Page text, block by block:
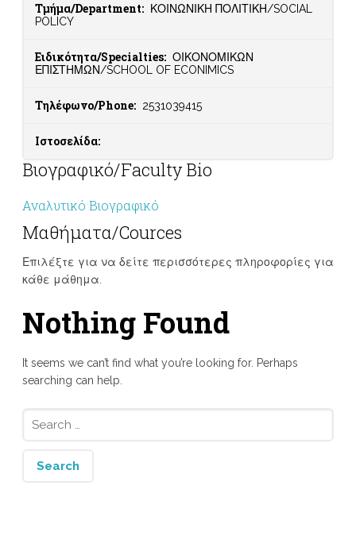
Τμήμα/Department:
ΚΟΙΝΩΝΙΚΗ ΠΟΛΙΤΙΚΗ/SOCIAL
POLICY
Ειδικότητα/Specialties: ΟΙΚΟΝΟΜΙΚΩΝ
ΕΠΙΣΤΗΜΩΝ/SCHOOL OF ECONIMICS
Τηλέφωνο/Phone: 2531039415
Ιστοσελίδα:
Βιογραφικό/Faculty Bio
Αναλυτικό Βιογραφικό
Μαθήματα/Cources
Επιλέξτε για να δείτε περισσότερες πληροφορίες για
κάθε μάθημα.
Nothing Found
It seems we can’t find what you’re looking for. Perhaps
searching can help.